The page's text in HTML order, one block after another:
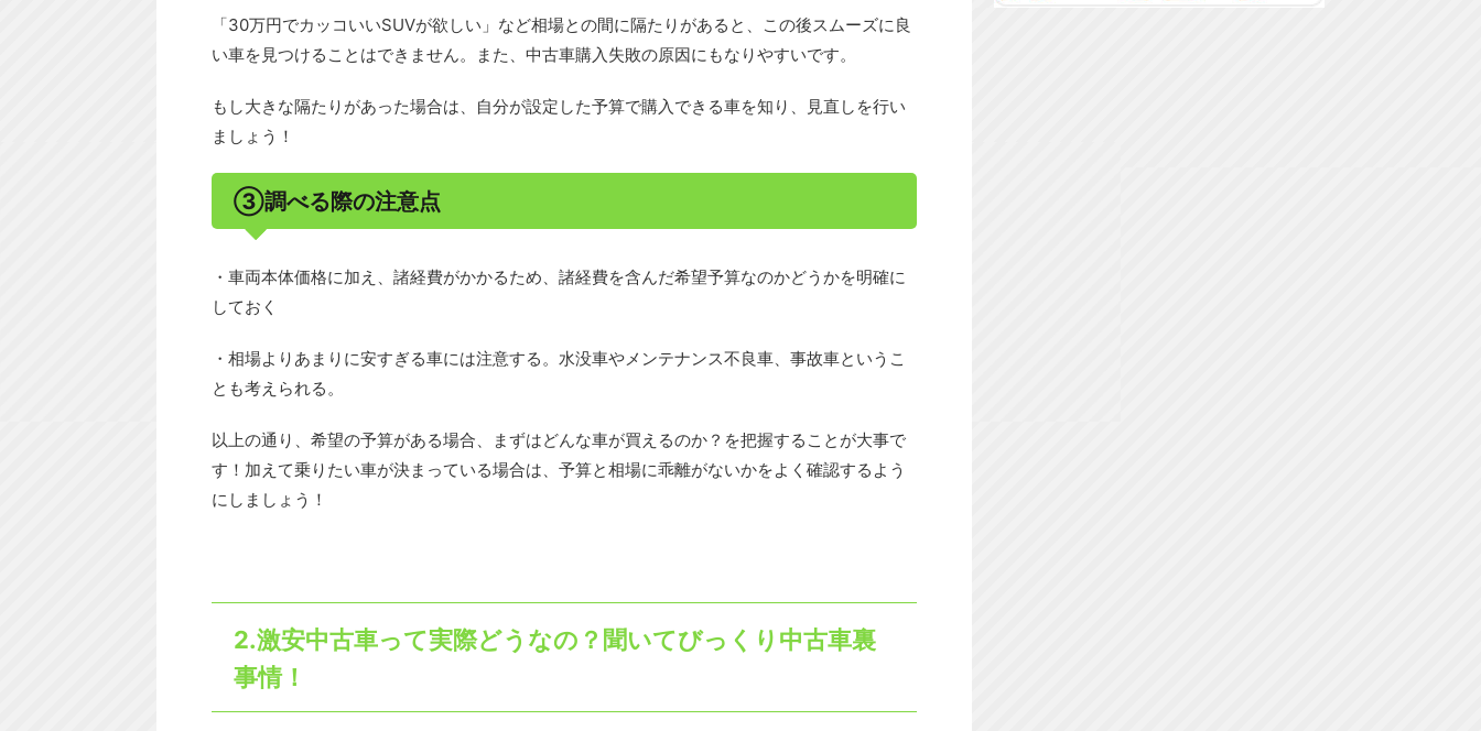
「30万円でカッコいいSUVが欲しい」など相場との間に隔たりがあると、この後スムーズに良
い車を見つけることはできません。また、中古車購入失敗の原因にもなりやすいです。
もし大きな隔たりがあった場合は、自分が設定した予算で購入できる車を知り、見直しを行い
ましょう！
③調べる際の注意点
・車両本体価格に加え、諸経費がかかるため、諸経費を含んだ希望予算なのかどうかを明確に
しておく
・相場よりあまりに安すぎる車には注意する。水没車やメンテナンス不良車、事故車というこ
とも考えられる。
以上の通り、希望の予算がある場合、まずはどんな車が買えるのか？を把握することが大事で
す！加えて乗りたい車が決まっている場合は、予算と相場に乖離がないかをよく確認するよう
にしましょう！
2.激安中古車って実際どうなの？聞いてびっくり中古車裏
事情！